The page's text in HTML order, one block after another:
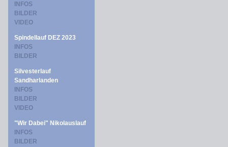
INFOS
BILDER
VIDEO
Spindellauf DEZ 2023
INFOS
BILDER
Silvesterlauf
Sandharlanden
INFOS
BILDER
VIDEO
"Wir Dabei" Nikolauslauf
INFOS
BILDER